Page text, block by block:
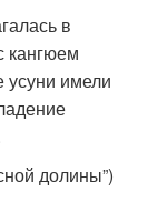
в
кангюем
усуни имели
долины”)